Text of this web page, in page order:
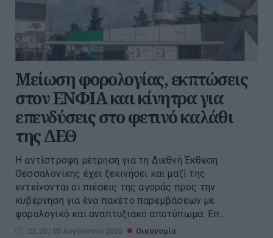
Μείωση φορολογίας, εκπτώσεις
στον ΕΝΦΙΑ και κίνητρα για
επενδύσεις στο φετινό καλάθι
της ΔΕΘ
Η αντίστροφη μέτρηση για τη Διεθνή Έκθεση
Θεσσαλονίκης έχει ξεκινήσει και μαζί της
εντείνονται οι πιέσεις της αγοράς προς την
κυβέρνηση για ένα πακέτο παρεμβάσεων με
φορολογικό και αναπτυξιακό αποτύπωμα. Επ...
22:20 | 05 Αυγούστου 2026 Οικονομία